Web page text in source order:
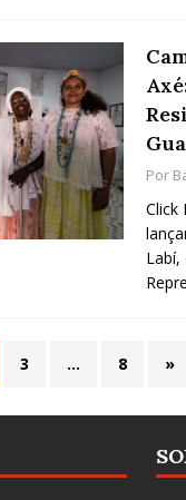
Por
Click
Labí,
3 … 8 »